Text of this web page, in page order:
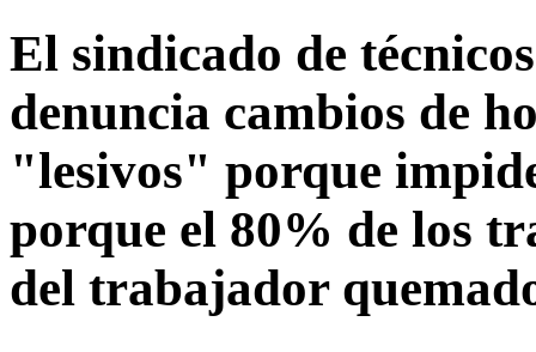
El sindicado de
denuncia cambios de
"lesivos" porque
porque el 80% de los
del trabajador